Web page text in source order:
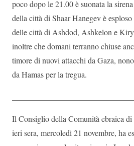
poco dopo le 21.00 è suonata la
della città di Shaar Hanegev è
delle città di Ashdod, Ashkelon e
inoltre che domani terranno chiuse
timore di nuovi attacchi da Gaza,
da Hamas per la tregua.
Il Consiglio della Comunità ebraica
ieri sera, mercoledì 21 novembre, ha